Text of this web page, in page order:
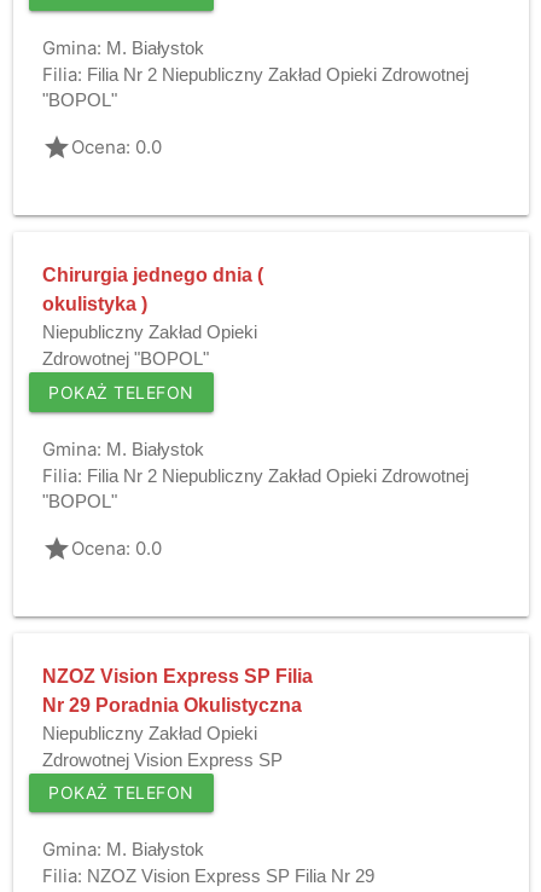
Gmina: M. Białystok
Filia: Filia Nr 2 Niepubliczny Zakład Opieki Zdrowotnej
"BOPOL"
gradeOcena: 0.0
Chirurgia jednego dnia (
okulistyka )
Niepubliczny Zakład Opieki
Zdrowotnej "BOPOL"
POKAŻ TELEFON
Gmina: M. Białystok
Filia: Filia Nr 2 Niepubliczny Zakład Opieki Zdrowotnej
"BOPOL"
gradeOcena: 0.0
NZOZ Vision Express SP Filia
Nr 29 Poradnia Okulistyczna
Niepubliczny Zakład Opieki
Zdrowotnej Vision Express SP
POKAŻ TELEFON
Gmina: M. Białystok
Filia: NZOZ Vision Express SP Filia Nr 29